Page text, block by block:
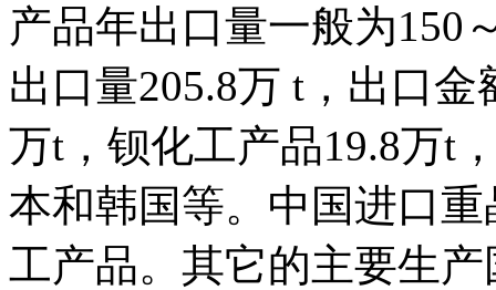
产品年出口量一般为150
出口量205.8万 t，出口
万t，钡化工产品19.8万t
本和韩国等。中国进口
工产品。其它的主要生